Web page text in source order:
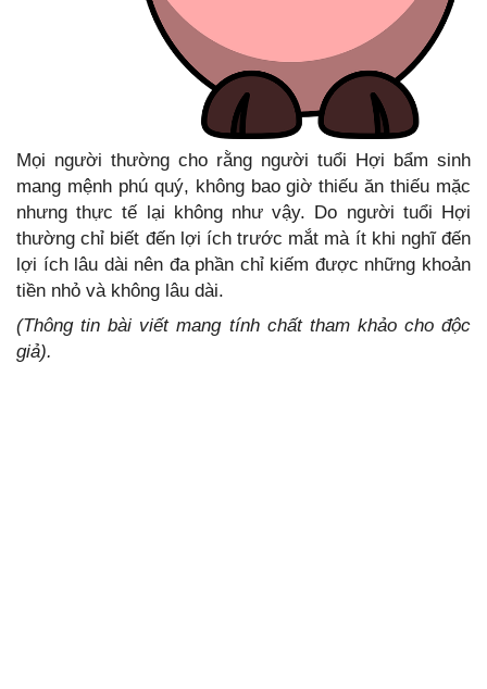
Mọi người thường cho rằng người tuổi Hợi bẩm sinh
mang mệnh phú quý, không bao giờ thiếu ăn thiếu mặc
nhưng thực tế lại không như vậy. Do người tuổi Hợi
thường chỉ biết đến lợi ích trước mắt mà ít khi nghĩ đến
lợi ích lâu dài nên đa phần chỉ kiếm được những khoản
tiền nhỏ và không lâu dài.
(Thông tin bài viết mang tính chất tham khảo cho độc
giả).